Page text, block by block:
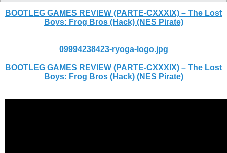
BOOTLEG GAMES REVIEW (PARTE-CXXXIX) – The Lost
Boys: Frog Bros (Hack) (NES Pirate)
09994238423-ryoga-logo.jpg
BOOTLEG GAMES REVIEW (PARTE-CXXXIX) – The Lost
Boys: Frog Bros (Hack) (NES Pirate)